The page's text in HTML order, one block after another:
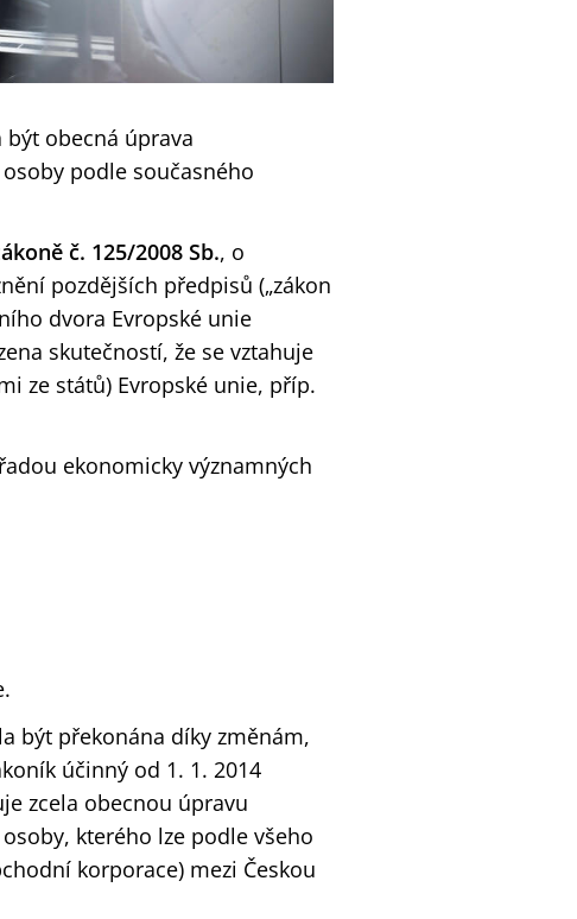
obecná úprava
podle současného
č. 125/2008 Sb., o
pozdějších předpisů („zákon
dvora Evropské unie
skutečností, že se vztahuje
ze států) Evropské unie, příp.
ekonomicky významných
být překonána díky změnám,
účinný od 1. 1. 2014
zcela obecnou úpravu
kterého lze podle všeho
korporace) mezi Českou